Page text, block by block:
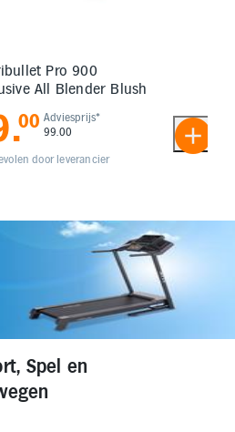
Pro 900
All Blender Blush
.00 Adviesprijs*
99.00
door leverancier
Spel en